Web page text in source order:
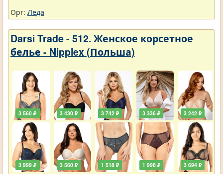
Орг: Леда
Darsi Trade - 512. Женское корсетное
белье - Nipplex (Польша)
3 560 ₽
3 999 ₽
3 430 ₽
3 560 ₽
3 742 ₽
1 518 ₽
3 336 ₽
1 998 ₽
3 242 ₽
3 694 ₽